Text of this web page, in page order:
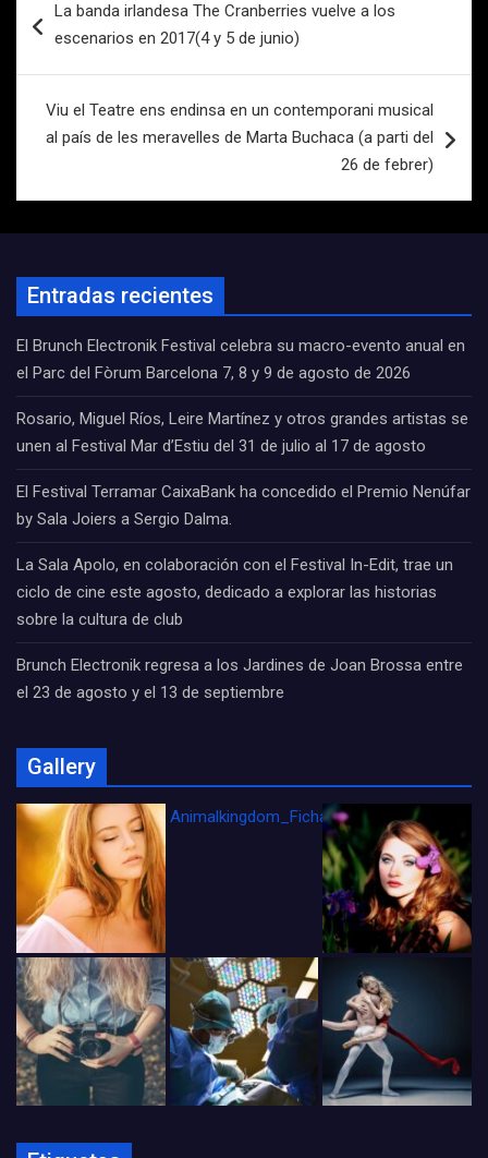
de
La banda irlandesa The Cranberries vuelve a los
escenarios en 2017(4 y 5 de junio)
Viu el Teatre ens endinsa en un contemporani musical
al país de les meravelles de Marta Buchaca (a parti del
26 de febrer)
Entradas recientes
El Brunch Electronik Festival celebra su macro-evento anual en
el Parc del Fòrum Barcelona 7, 8 y 9 de agosto de 2026
Rosario, Miguel Ríos, Leire Martínez y otros grandes artistas se
unen al Festival Mar d’Estiu del 31 de julio al 17 de agosto
El Festival Terramar CaixaBank ha concedido el Premio Nenúfar
by Sala Joiers a Sergio Dalma.
La Sala Apolo, en colaboración con el Festival In-Edit, trae un
ciclo de cine este agosto, dedicado a explorar las historias
sobre la cultura de club
Brunch Electronik regresa a los Jardines de Joan Brossa entre
el 23 de agosto y el 13 de septiembre
Gallery
Animalkingdom_FichaCine